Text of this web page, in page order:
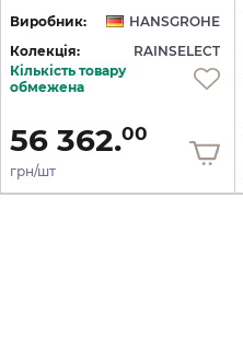
Виробник:
HANSGROHE
Колекція:
RAINSELECT
Кількість товару
обмежена
56 362.00
грн/шт